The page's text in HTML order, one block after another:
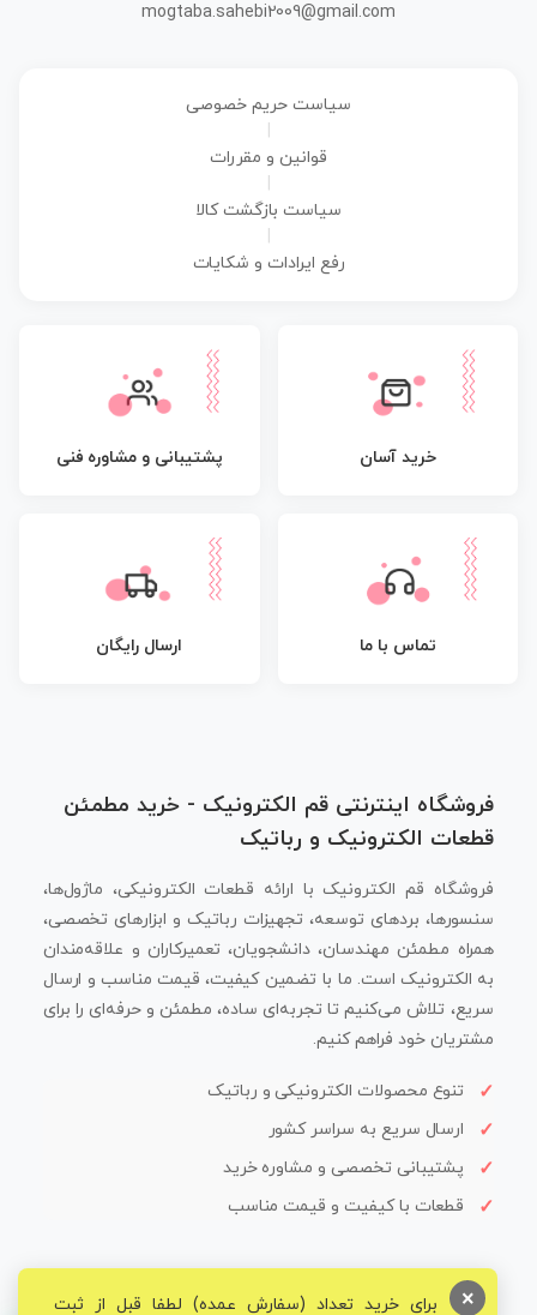
mogtaba.sahebi2009@gmail.com
سیاست حریم خصوصی
قوانین و مقررات
سیاست بازگشت کالا
رفع ایرادات و شکایات
خرید آسان پشتیبانی و مشاوره فنی
تماس با ما ارسال رایگان
فروشگاه اینترنتی قم الکترونیک - خرید مطمئن
قطعات الکترونیک و رباتیک
فروشگاه قم الکترونیک با ارائه قطعات الکترونیکی، ماژول‌ها،
سنسورها، بردهای توسعه، تجهیزات رباتیک و ابزارهای تخصصی،
همراه مطمئن مهندسان، دانشجویان، تعمیرکاران و علاقه‌مندان
به الکترونیک است. ما با تضمین کیفیت، قیمت مناسب و ارسال
سریع، تلاش می‌کنیم تا تجربه‌ای ساده، مطمئن و حرفه‌ای را برای
مشتریان خود فراهم کنیم.
تنوع محصولات الکترونیکی و رباتیک
ارسال سریع به سراسر کشور
پشتیبانی تخصصی و مشاوره خرید
قطعات با کیفیت و قیمت مناسب
برای خرید تعداد (سفارش عمده) لطفا قبل از ثبت ×